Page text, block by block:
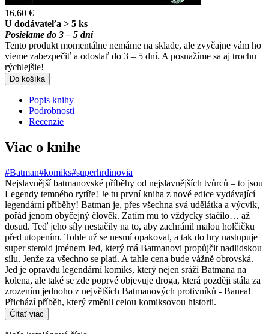
16,60 €
U dodávateľa > 5 ks
Posielame do 3 – 5 dní
Tento produkt momentálne nemáme na sklade, ale zvyčajne vám ho
vieme zabezpečiť a odoslať do 3 – 5 dní. A posnažíme sa aj trochu
rýchlejšie!
Do košíka
Popis knihy
Podrobnosti
Recenzie
Viac o knihe
#Batman#komiks#superhrdinovia
Nejslavnější batmanovské příběhy od nejslavnějších tvůrců – to jsou
Legendy temného rytíře! Je tu první kniha z nové edice vydávající
legendární příběhy! Batman je, přes všechna svá udělátka a výcvik,
pořád jenom obyčejný člověk. Zatím mu to vždycky stačilo… až
dosud. Teď jeho síly nestačily na to, aby zachránil malou holčičku
před utopením. Tohle už se nesmí opakovat, a tak do hry nastupuje
super steroid jménem Jed, který má Batmanovi propůjčit nadlidskou
sílu. Jenže za všechno se platí. A tahle cena bude vážně obrovská.
Jed je opravdu legendární komiks, který nejen sráží Batmana na
kolena, ale také se zde poprvé objevuje droga, která později stála za
zrozením jednoho z největších Batmanových protivníků - Banea!
Přichází příběh, který změnil celou komiksovou historii.
Čítať viac